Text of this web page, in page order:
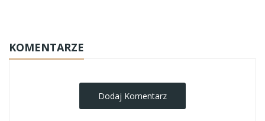
KOMENTARZE
Dodaj Komentarz